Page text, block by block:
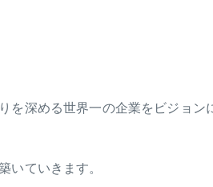
を深める世界一の企業をビジョン
いていきます。